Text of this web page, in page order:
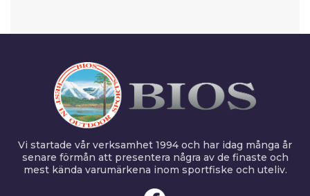
Vi startade vår verksamhet 1994 och har idag många år
senare förmån att presentera några av de finaste och
mest kända varumärkena inom sportfiske och uteliv.